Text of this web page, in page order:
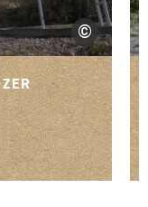
©
Anne-Marie